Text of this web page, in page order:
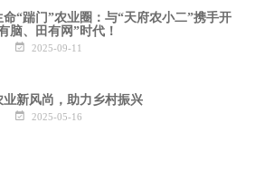
命“踹门”农业圈：与“天府农小二”携手开
脑、田有网”时代！
2025-09-11
业新风尚，助力乡村振兴
2025-05-16